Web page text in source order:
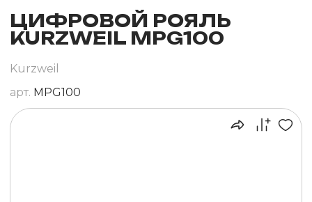
ЦИФРОВОЙ РОЯЛЬ
KURZWEIL MPG100
Kurzweil
арт. MPG100